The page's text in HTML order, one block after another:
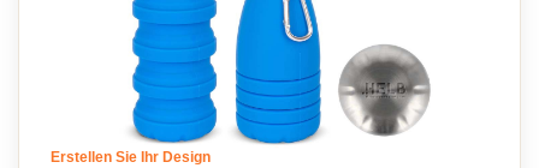
Erstellen Sie Ihr Design